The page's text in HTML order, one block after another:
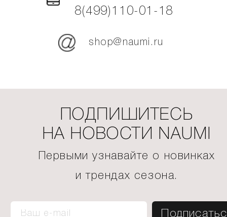
8(499)110-01-18
shop@naumi.ru
ПОДПИШИТЕСЬ
НА НОВОСТИ NAUMI
Первыми узнавайте о новинках
и трендах сезона.